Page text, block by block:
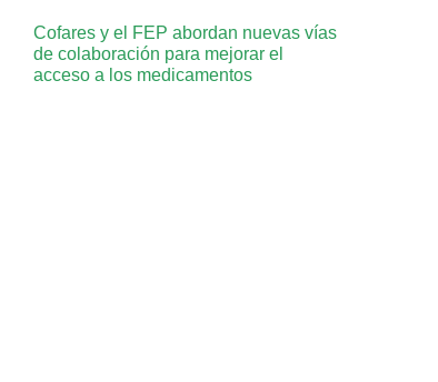
Cofares y el FEP abordan nuevas vías
de colaboración para mejorar el
acceso a los medicamentos